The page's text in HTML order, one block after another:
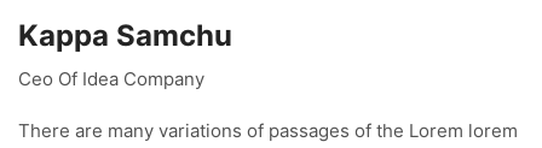
Kappa Samchu
Ceo Of Idea Company
There are many variations of passages of the Lorem lorem